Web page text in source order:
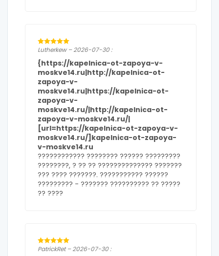
Lutherkew – 2026-07-30 :
{https://kapelnica-ot-zapoya-v-
moskve14.ru|http://kapelnica-ot-
zapoya-v-
moskve14.ru|https://kapelnica-ot-
zapoya-v-
moskve14.ru/|http://kapelnica-ot-
zapoya-v-moskve14.ru/|
[url=https://kapelnica-ot-zapoya-v-
moskve14.ru/]kapelnica-ot-zapoya-
v-moskve14.ru
???????????? ???????? ?????? ?????????
????????, ? ?? ?? ?????????????? ???????
??? ???? ???????. ??????????? ??????
????????? - ??????? ?????????? ?? ?????
?? ????
PatrickRet – 2026-07-30 :